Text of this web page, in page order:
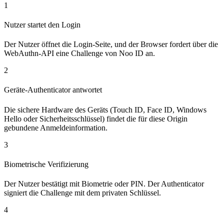
1
Nutzer startet den Login
Der Nutzer öffnet die Login-Seite, und der Browser fordert über die
WebAuthn-API eine Challenge von Noo ID an.
2
Geräte-Authenticator antwortet
Die sichere Hardware des Geräts (Touch ID, Face ID, Windows
Hello oder Sicherheitsschlüssel) findet die für diese Origin
gebundene Anmeldeinformation.
3
Biometrische Verifizierung
Der Nutzer bestätigt mit Biometrie oder PIN. Der Authenticator
signiert die Challenge mit dem privaten Schlüssel.
4